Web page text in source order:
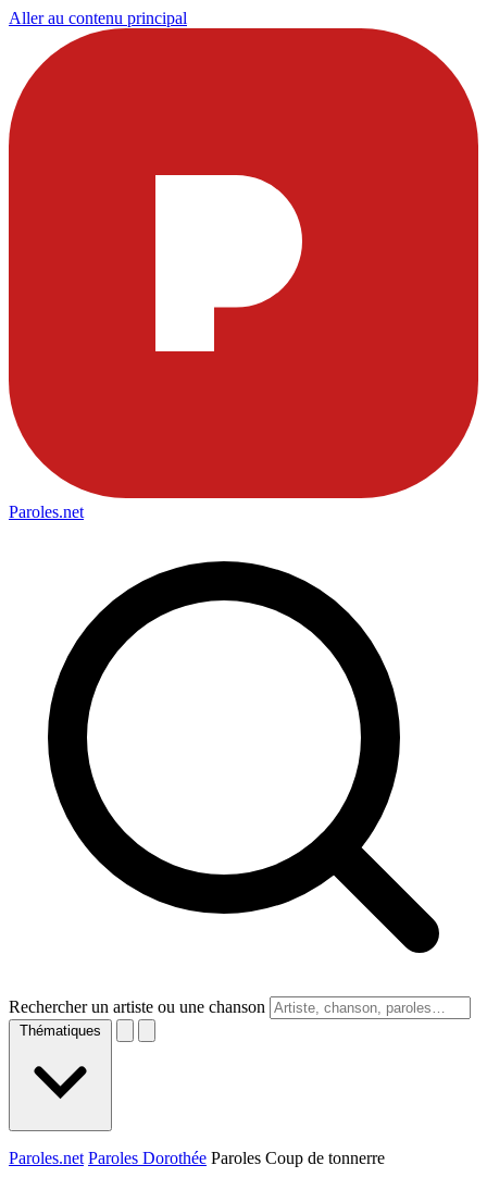
Aller au contenu principal
Paroles.net
Rechercher un artiste ou une chanson
Thématiques
Paroles.net Paroles Dorothée Paroles Coup de tonnerre